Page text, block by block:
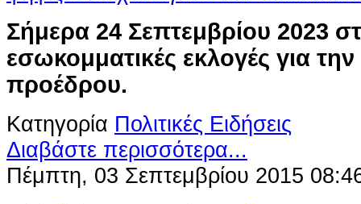
Σήμερα 24 Σεπτεμβρίου 2023
εσωκομματικές εκλογές για την
προέδρου.
Κατηγορία Πολιτικές Ειδήσεις
Διαβάστε περισσότερα...
Πέμπτη, 03 Σεπτεμβρίου 2015